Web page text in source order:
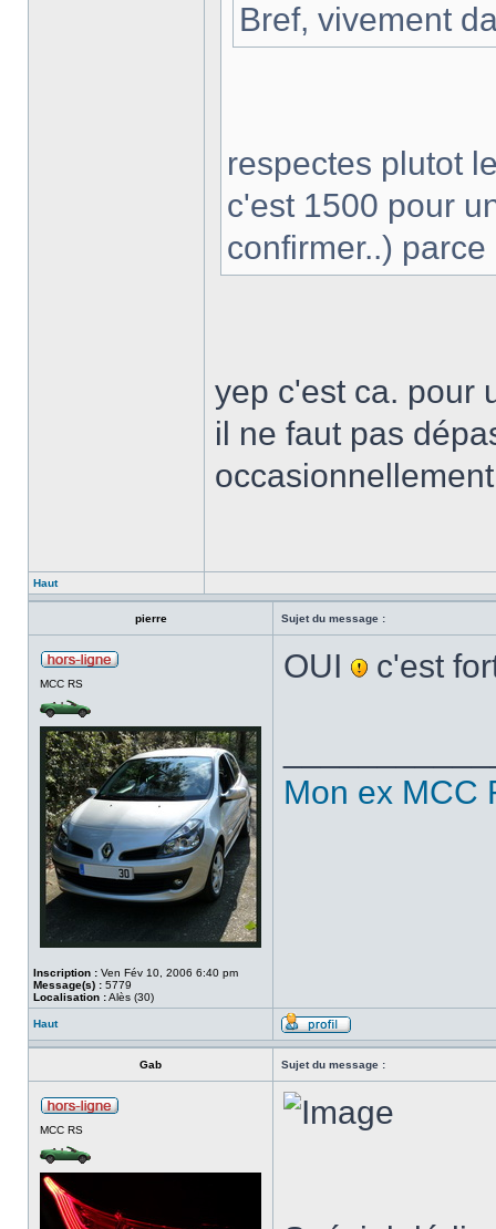
Bref, vivement
respectes plutot
c'est 1500 pour
confirmer..)
yep c'est ca. pour
il ne faut pas
Haut
pierre Sujet du message :
MCC RS
Inscription : Ven Fév 10, 2006 6:40 pm
Message(s) : 5779
Localisation :Alès (30)
OUI c'est
Mon ex MCC
Haut
Gab Sujet du message :
MCC RS